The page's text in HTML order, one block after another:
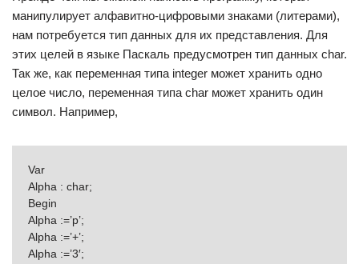
манипулирует алфавитно-цифровыми знаками (литерами),
нам потребуется тип данных для их представления. Для
этих целей в языке Паскаль предусмотрен тип данных char.
Так же, как переменная типа integer может хранить одно
целое число, переменная типа char может хранить один
символ. Например,
Var
Alpha : char;
Begin
Alpha :=’p’;
Alpha :=’+’;
Alpha :=’3′;